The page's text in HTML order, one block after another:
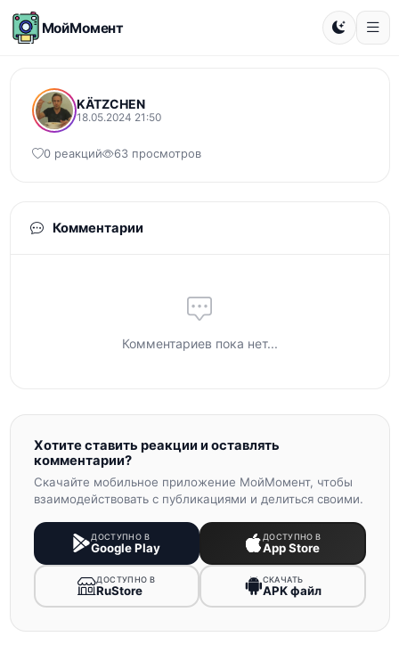
МойМомент
KÄTZCHEN
18.05.2024 21:50
0 реакций 63 просмотров
Комментарии
Комментариев пока нет...
Хотите ставить реакции и оставлять
комментарии?
Скачайте мобильное приложение МойМомент, чтобы
взаимодействовать с публикациями и делиться своими.
ДОСТУПНО В
Google Play
ДОСТУПНО В
App Store
ДОСТУПНО В
RuStore
СКАЧАТЬ
APK файл